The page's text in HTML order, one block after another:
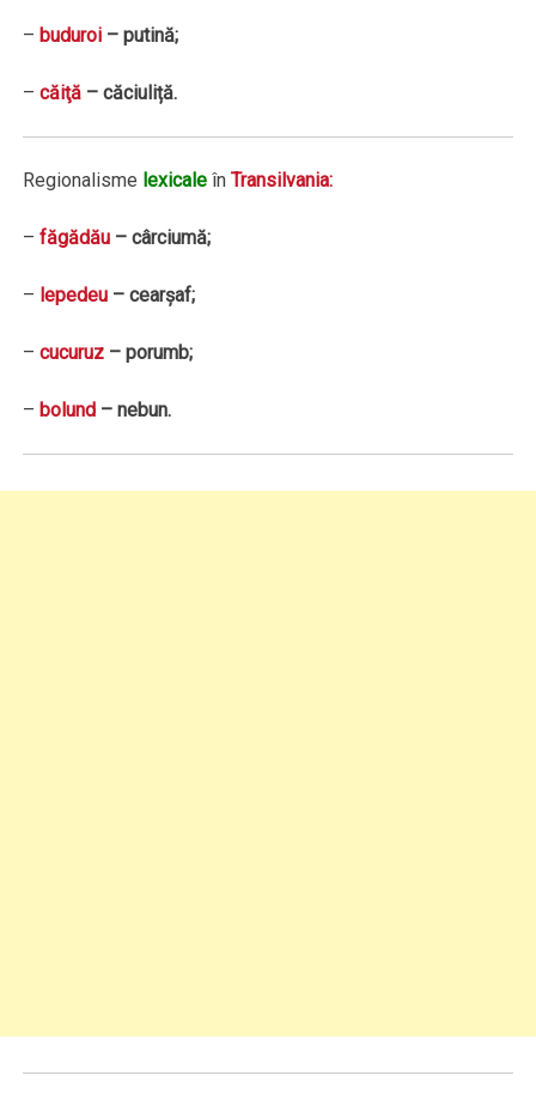
– buduroi – putină;
–căiţă – căciuliță.
Regionalisme lexicale înTransilvania:
–făgădău – cârciumă;
– lepedeu – cearșaf;
–cucuruz – porumb;
– bolund – nebun.